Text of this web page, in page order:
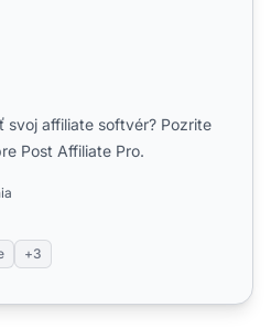
svoj affiliate softvér? Pozrite
Post Affiliate Pro.
+3